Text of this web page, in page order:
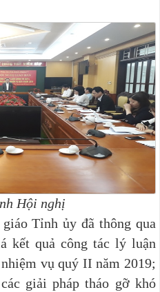
Hội nghị
Tỉnh ủy đã thông qua
kết quả công tác lý luận
vụ quý II năm 2019;
giải pháp tháo gỡ khó